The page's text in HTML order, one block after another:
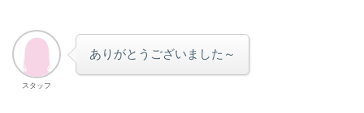
スタッフ
ありがとうございました～